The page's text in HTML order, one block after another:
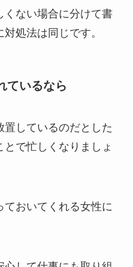
くない場合に分けて書
処法は同じです。
ているなら
しているのだとした
で忙しくなりましょ
おいてくれる女性に